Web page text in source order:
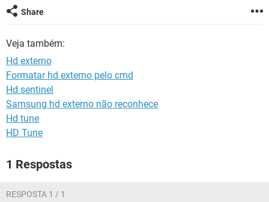
Share
Veja também:
Hd externo
Formatar hd externo pelo cmd
Hd sentinel
Samsung hd externo não reconhece
Hd tune
HD Tune
1 Respostas
RESPOSTA 1 / 1